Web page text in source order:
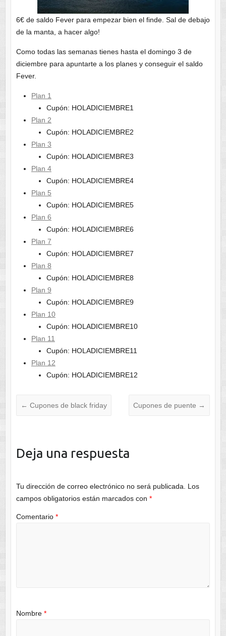
6€ de saldo Fever para empezar bien el finde. Sal de debajo
de la manta, a hacer algo!
Como todas las semanas tienes hasta el domingo 3 de
diciembre para apuntarte a los planes y conseguir el saldo
Fever.
Plan 1
Cupón: HOLADICIEMBRE1
Plan 2
Cupón: HOLADICIEMBRE2
Plan 3
Cupón: HOLADICIEMBRE3
Plan 4
Cupón: HOLADICIEMBRE4
Plan 5
Cupón: HOLADICIEMBRE5
Plan 6
Cupón: HOLADICIEMBRE6
Plan 7
Cupón: HOLADICIEMBRE7
Plan 8
Cupón: HOLADICIEMBRE8
Plan 9
Cupón: HOLADICIEMBRE9
Plan 10
Cupón: HOLADICIEMBRE10
Plan 11
Cupón: HOLADICIEMBRE11
Plan 12
Cupón: HOLADICIEMBRE12
← Cupones de black friday Cupones de puente →
Deja una respuesta
Tu dirección de correo electrónico no será publicada. Los
campos obligatorios están marcados con *
Comentario *
Nombre *